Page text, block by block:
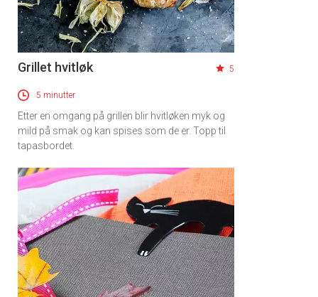
Grillet hvitløk 5
5 minutter
Etter en omgang på grillen blir hvitløken myk og
mild på smak og kan spises som de er. Topp til
tapasbordet.